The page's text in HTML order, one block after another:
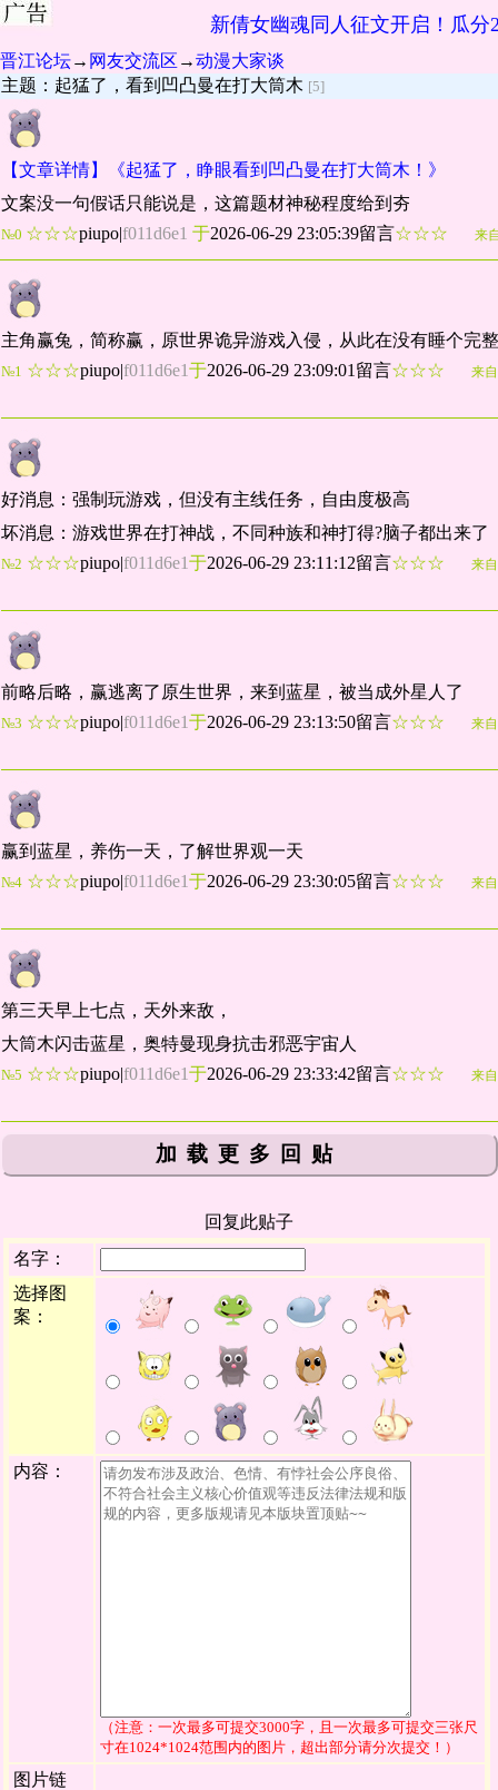
新倩女幽魂同人征文开启！瓜分
晋江论坛→ 网友交流区 →动漫大家谈
主题：起猛了，看到凹凸曼在打大筒木 [5]
【文章详情】《起猛了，睁眼看到凹凸曼在打大筒木！》
文案没一句假话只能说是，这篇题材神秘程度给到夯
№0 ☆☆☆piupo|f011d6e1 于2026-06-29 23:05:39留言☆☆☆ 来
主角赢兔，简称赢，原世界诡异游戏入侵，从此在没有睡个完
№1 ☆☆☆piupo|f011d6e1于2026-06-29 23:09:01留言☆☆☆ 来
好消息：强制玩游戏，但没有主线任务，自由度极高
坏消息：游戏世界在打神战，不同种族和神打得?脑子都出来了
№2 ☆☆☆piupo|f011d6e1于2026-06-29 23:11:12留言☆☆☆ 来
前略后略，赢逃离了原生世界，来到蓝星，被当成外星人了
№3 ☆☆☆piupo|f011d6e1于2026-06-29 23:13:50留言☆☆☆ 来
赢到蓝星，养伤一天，了解世界观一天
№4 ☆☆☆piupo|f011d6e1于2026-06-29 23:30:05留言☆☆☆ 来
第三天早上七点，天外来敌，
大筒木闪击蓝星，奥特曼现身抗击邪恶宇宙人
№5 ☆☆☆piupo|f011d6e1于2026-06-29 23:33:42留言☆☆☆ 来
加载更多回贴
回复此贴子
名字：
选择图
案：
内容：
（注意：一次最多可提交3000字，且一次最多可提交三张尺
寸在1024*1024范围内的图片，超出部分请分次提交！）
图片链